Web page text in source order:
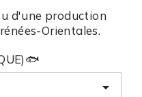
d'une production
Orientales.
